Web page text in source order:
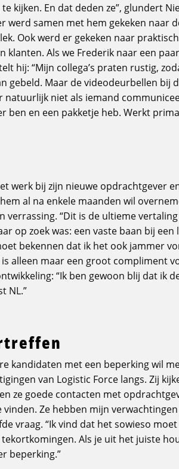
kijken. En dat deden ze”, glundert
werd samen met hem gekeken naar
Ook werd er gekeken naar
klanten. Als we Frederik naar een
hij: “Mijn collega’s praten rustig,
gebeld. Maar de videodeurbellen bij
niet als iemand
ben en een pakketje heb. Werkt
werk bij zijn nieuwe opdrachtgever
al na enkele maanden wil
“Dit is de ultieme vertaling
op zoek was: een vaste baan bij
bekennen dat ik het ook jammer
alleen maar een groot compliment
“Ik ben gewoon blij dat ik
NL.”
kandidaten met een beperking wil
van Logistic Force langs. Zij
ze goede contacten met
Ze hebben mijn
vraag. “Ik vind dat het sowieso
Als je uit het juiste
beperking.”